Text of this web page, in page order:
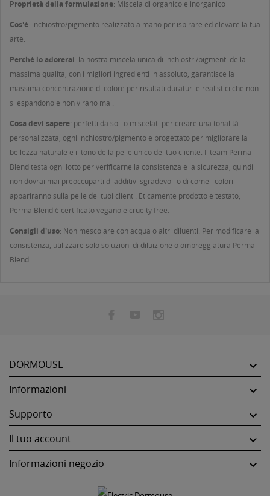
Proprietà della formulazione: Miscela di organico e inorganico
Cos'è: inchiostro/pigmento realizzato a mano per ispirare ed elevare la tua
arte.
Perché lo adorerai: la nostra miscela unica di inchiostri/pigmenti della
massima qualità, con i migliori ingredienti in assoluto, garantisce la
massima concentrazione di colore per risultati duraturi e realistici che non
si espandono e non virano mai.
Cosa devi sapere: perfetti da soli o miscelati per creare una tonalità
personalizzata, ogni inchiostro/pigmento è progettato per migliorare la
bellezza naturale e il tono della pelle unico del tuo cliente. Il team Perma
Blend testa ogni lotto per verificarne la consistenza e la sicurezza, quindi
non dovrai mai preoccuparti di additivi sgradevoli o di come i colori
appariranno sulla pelle dei tuoi clienti. Eticamente prodotto e testato,
Perma Blend è certificato vegano e cruelty free.
Consigli d'uso: Non mescolare con acqua o altri diluenti. Per modificare la
consistenza, utilizzare solo soluzioni di diluizione o ombreggiatura Perma
Blend.
DORMOUSE 
Informazioni 
Supporto 
Il tuo account 
Informazioni negozio 